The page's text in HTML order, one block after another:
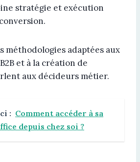
stratégie et exécution
méthodologies adaptées aux
et à la création de
aux décideurs métier.
: Comment accéder à sa
depuis chez soi ?